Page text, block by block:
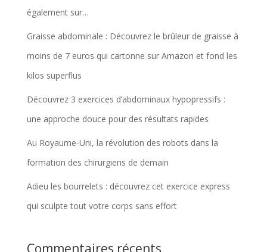
également sur…
Graisse abdominale : Découvrez le brûleur de graisse à
moins de 7 euros qui cartonne sur Amazon et fond les
kilos superflus
Découvrez 3 exercices d’abdominaux hypopressifs :
une approche douce pour des résultats rapides
Au Royaume-Uni, la révolution des robots dans la
formation des chirurgiens de demain
Adieu les bourrelets : découvrez cet exercice express
qui sculpte tout votre corps sans effort
Commentaires récents